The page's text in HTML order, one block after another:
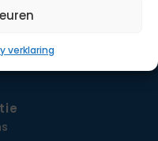
verklaring